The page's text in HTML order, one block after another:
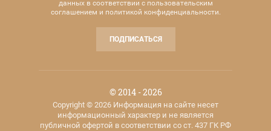
данных в соответствии с пользовательским
соглашением и политикой конфиденциальности.
ПОДПИСАТЬСЯ
© 2014 - 2026
Copyright © 2026 Информация на сайте несет
информационный характер и не является
публичной офертой в соответствии со ст. 437 ГК РФ